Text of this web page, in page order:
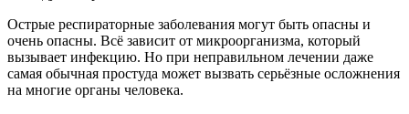
Острые респираторные заболевания могут быть опасны и
очень опасны. Всё зависит от микроорганизма, который
вызывает инфекцию. Но при неправильном лечении даже
самая обычная простуда может вызвать серьёзные осложнения
на многие органы человека.